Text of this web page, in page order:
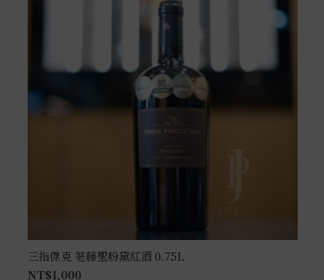
三指傑克 荖藤聖粉黛紅酒 0.75L
NT$1,000